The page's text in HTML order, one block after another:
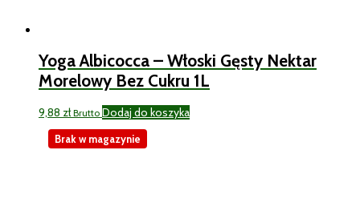
Yoga Albicocca – Włoski Gęsty Nektar
Morelowy Bez Cukru 1L
9,88 zł Brutto Dodaj do koszyka
Brak w magazynie